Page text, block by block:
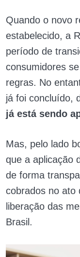
Quando o novo
estabelecido, a
período de
consumidores
regras. No
já foi concluído,
já está sendo
Mas, pelo lado
que a aplicação
de forma
cobrados no ato
liberação das
Brasil.